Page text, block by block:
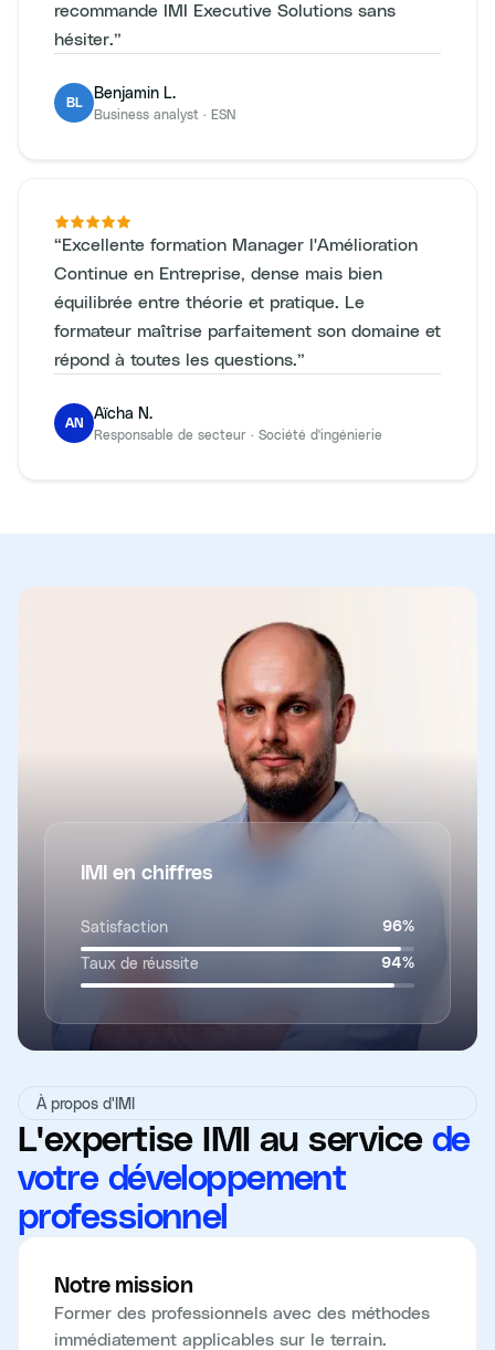
recommande IMI Executive Solutions sans
hésiter.”
BL
Benjamin L.
Business analyst · ESN
“Excellente formation Manager l'Amélioration
Continue en Entreprise, dense mais bien
équilibrée entre théorie et pratique. Le
formateur maîtrise parfaitement son domaine et
répond à toutes les questions.”
AN
Aïcha N.
Responsable de secteur · Société d'ingénierie
IMI en chiffres
Satisfaction 96%
Taux de réussite 94%
À propos d'IMI
L'expertise IMI au service de
votre développement
professionnel
Notre mission
Former des professionnels avec des méthodes
immédiatement applicables sur le terrain.